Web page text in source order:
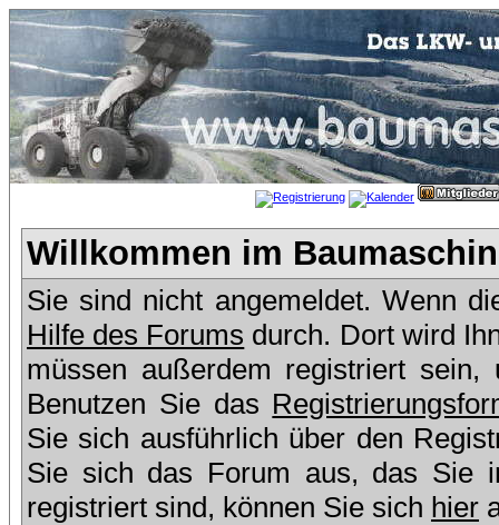
Willkommen im
Sie sind nicht angemeldet. Wenn
Hilfe des Forums durch. Dort wird
müssen außerdem registriert
Benutzen Sie das
Sie sich ausführlich über den
Sie sich das Forum aus, das Sie
registriert sind, können Sie sich hier